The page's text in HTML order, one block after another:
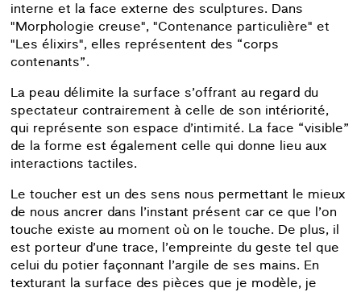
interne et la face externe des sculptures. Dans
"Morphologie creuse", "Contenance particulière" et
"Les élixirs", elles représentent des “corps
contenants”.
La peau délimite la surface s’offrant au regard du
spectateur contrairement à celle de son intériorité,
qui représente son espace d’intimité. La face “visible”
de la forme est également celle qui donne lieu aux
interactions tactiles.
Le toucher est un des sens nous permettant le mieux
de nous ancrer dans l’instant présent car ce que l’on
touche existe au moment où on le touche. De plus, il
est porteur d’une trace, l’empreinte du geste tel que
celui du potier façonnant l’argile de ses mains. En
texturant la surface des pièces que je modèle, je